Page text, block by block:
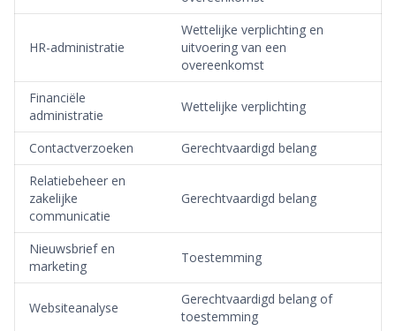
HR-administratie
Wettelijke verplichting en
uitvoering van een
overeenkomst
Financiële
administratie
Wettelijke verplichting
Contactverzoeken
Gerechtvaardigd belang
Relatiebeheer en
zakelijke
communicatie
Gerechtvaardigd belang
Nieuwsbrief en
marketing
Toestemming
Websiteanalyse
Gerechtvaardigd belang of
toestemming